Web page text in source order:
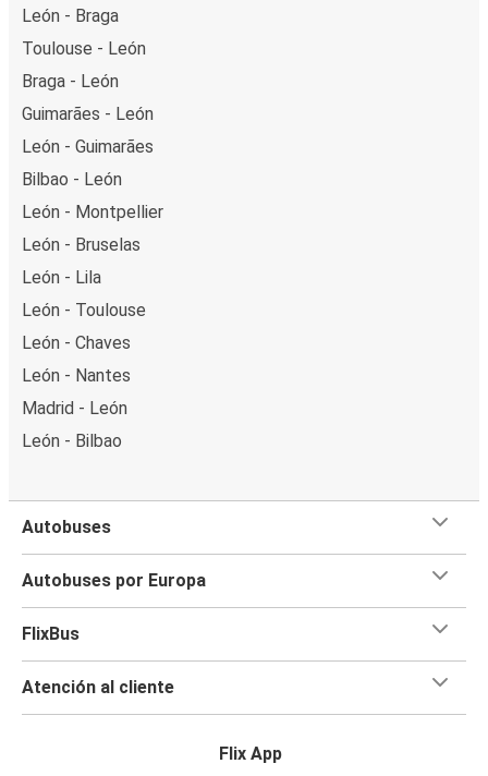
León - Braga
Toulouse - León
Braga - León
Guimarães - León
León - Guimarães
Bilbao - León
León - Montpellier
León - Bruselas
León - Lila
León - Toulouse
León - Chaves
León - Nantes
Madrid - León
León - Bilbao
Autobuses
Autobuses por Europa
FlixBus
Atención al cliente
Flix App